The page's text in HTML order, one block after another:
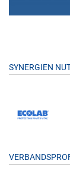
SYNERGIEN